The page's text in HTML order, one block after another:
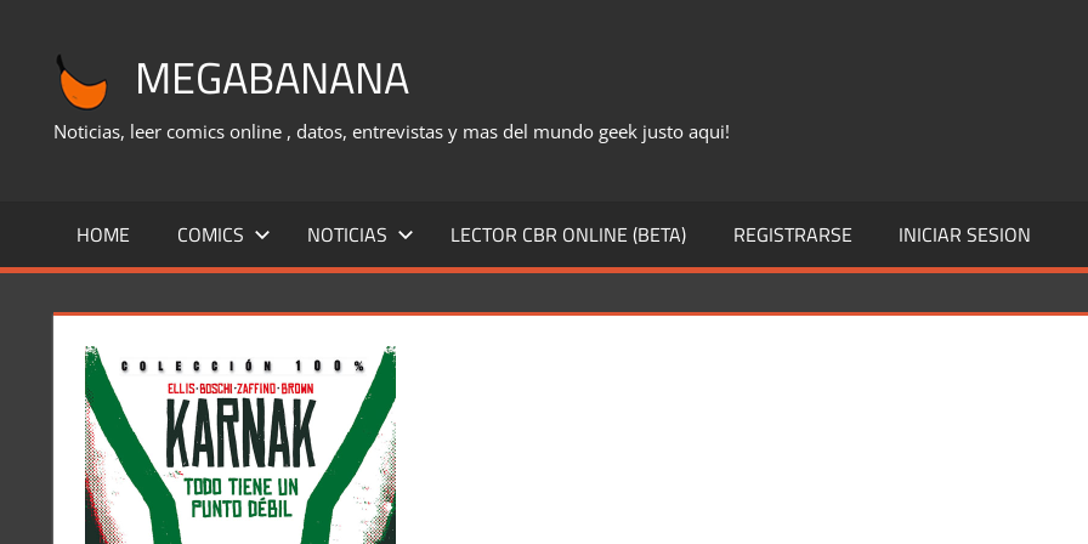
contenido
MEGABANANA
Noticias, leer comics online , datos, entrevistas y mas del mundo geek justo aqui!
HOME COMICS NOTICIAS LECTOR CBR ONLINE (BETA) REGISTRARSE INICIAR SESION